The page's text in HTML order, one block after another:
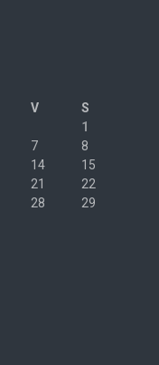
V
S
1
7
8
14
15
21
22
28
29